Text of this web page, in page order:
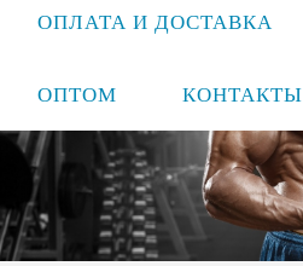
ОПЛАТА И ДОСТАВКА
ОПТОМ КОНТАКТЫ